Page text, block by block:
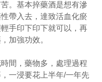
。基本捽藥酒是想有滲
帶入去，達致活血化瘀
手印下印下就可以，再
加強功效。
間，藥物多，處理過程
一浸要花上半年/一年先